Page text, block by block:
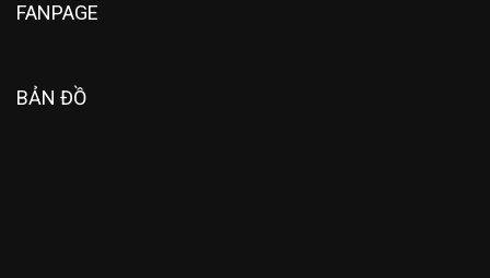
FANPAGE
BẢN ĐỒ